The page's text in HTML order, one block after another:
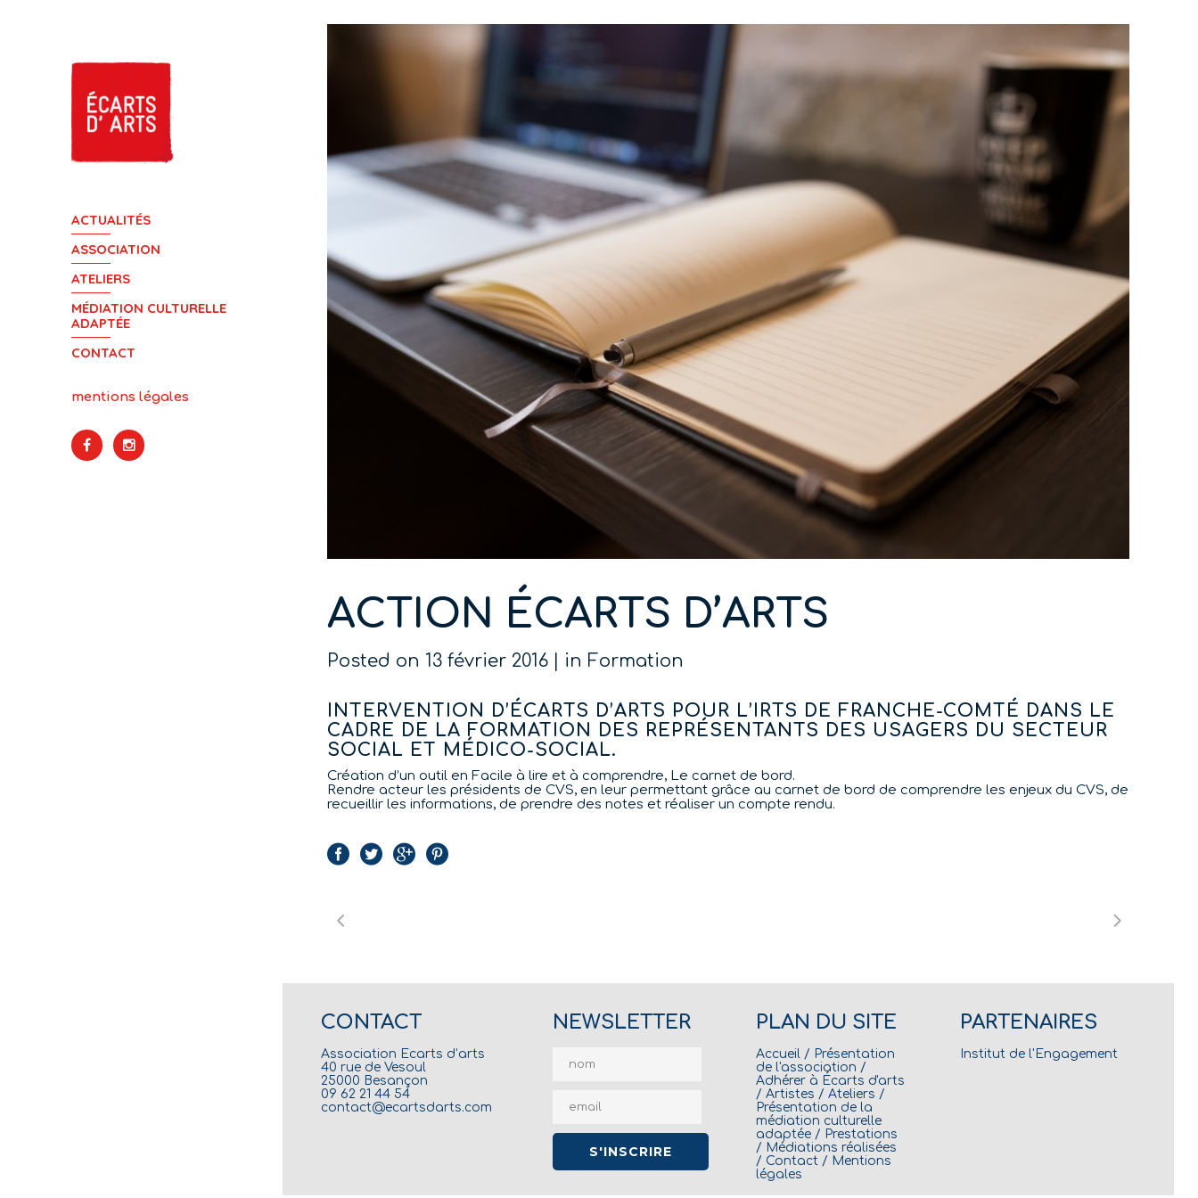
ACTUALITÉS
ASSOCIATION
ATELIERS
MÉDIATION CULTURELLE
ADAPTÉE
CONTACT
mentions légales
ACTION ÉCARTS D’ARTS
Posted on 13 février 2016 in Formation
INTERVENTION D’ÉCARTS D’ARTS POUR L’IRTS DE FRANCHE-COMTÉ DANS LE
CADRE DE LA FORMATION DES REPRÉSENTANTS DES USAGERS DU SECTEUR
SOCIAL ET MÉDICO-SOCIAL.
Création d’un outil en Facile à lire et à comprendre, Le carnet de bord.
Rendre acteur les présidents de CVS, en leur permettant grâce au carnet de bord de comprendre les enjeux du CVS, de
recueillir les informations, de prendre des notes et réaliser un compte rendu.
CONTACT
Association Ecarts d’arts
40 rue de Vesoul
25000 Besançon
09 62 21 44 54
contact@ecartsdarts.com
NEWSLETTER PLAN DU SITE
Accueil / Présentation
de l'association /
Adhérer à Écarts d'arts
/ Artistes / Ateliers /
Présentation de la
médiation culturelle
adaptée / Prestations
/ Médiations réalisées
/ Contact / Mentions
légales
PARTENAIRES
Institut de l'Engagement